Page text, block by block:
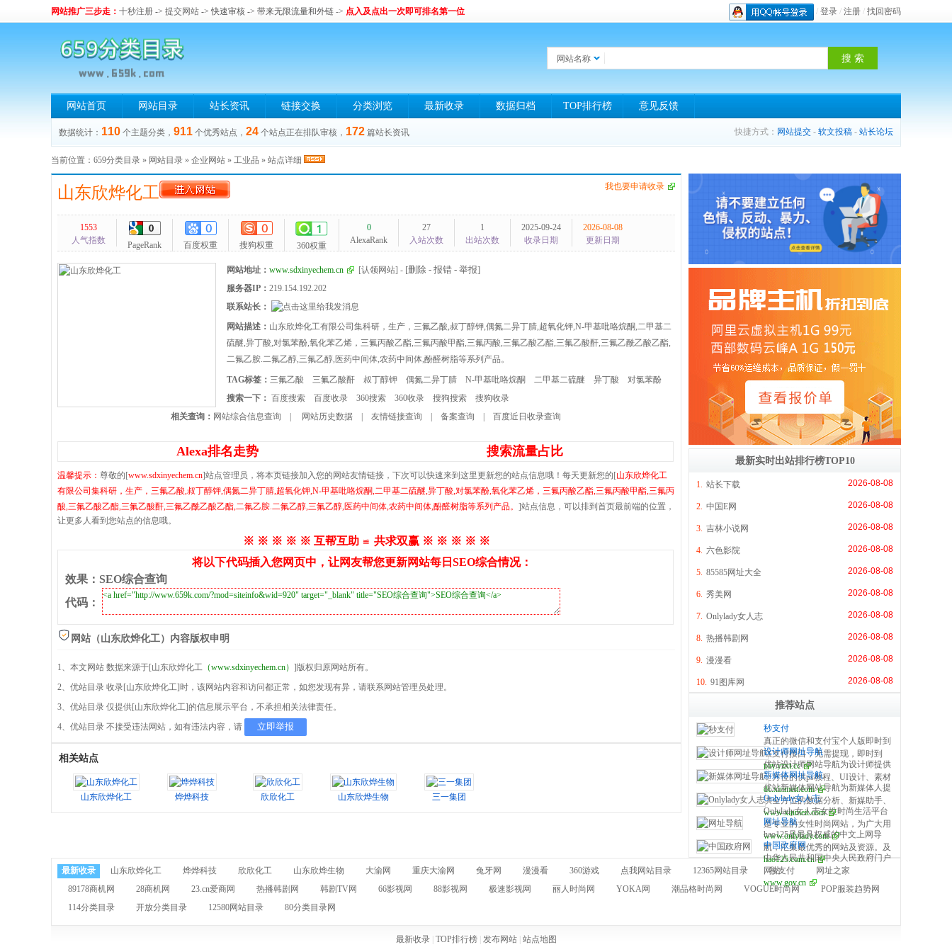
网站推广三步走： 十秒注册 -> 提交网站 -> 快速审核 -> 带来无限流量和外链 -> 点入及点出一次即可排名第一位 / 登录 / 注册 / 找回密码
网站名称
网站首页 网站目录 站长资讯 链接交换 分类浏览 最新收录 数据归档 TOP排行榜 意见反馈
数据统计： 110 个主题分类， 911 个优秀站点， 24 个站点正在排队审核， 172 篇站长资讯 快捷方式： 网站提交 - 软文投稿 - 站长论坛
当前位置： 659分类目录 » 网站目录 » 企业网站 » 工业品 » 站点详细
我也要申请收录
山东欣烨化工
1553
人气指数
PageRank 百度权重 搜狗权重 360权重
0
AlexaRank
27
入站次数
1
出站次数
2025-09-24
收录日期
2026-08-08
更新日期
网站地址： www.sdxinyechem.cn [认领网站] - [删除 - 报错 - 举报]
服务器IP： 219.154.192.202
联系站长：
网站描述： 山东欣烨化工有限公司集科研，生产，三氟乙酸,叔丁醇钾,偶氮二异丁腈,超氧化钾,N-甲基吡咯烷酮,二甲基二
硫醚,异丁酸,对氯苯酚,氧化苯乙烯，三氟丙酸乙酯,三氟丙酸甲酯,三氟丙酸,三氟乙酸乙酯,三氟乙酸酐,三氟乙酰乙酸乙酯,
二氟乙胺.二氟乙醇,三氟乙醇,医药中间体,农药中间体,酚醛树脂等系列产品。
TAG标签： 三氟乙酸 三氟乙酸酐 叔丁醇钾 偶氮二异丁腈 N-甲基吡咯烷酮 二甲基二硫醚 异丁酸
对氯苯酚
搜索一下： 百度搜索 百度收录 360搜索 360收录 搜狗搜索
搜狗收录
相关查询： 网站综合信息查询 网站历史数据 友情链接查询 备案查询 百度近日收录查询
Alexa排名走势 搜索流量占比
温馨提示： 尊敬的[www.sdxinyechem.cn]站点管理员，将本页链接加入您的网站友情链接，下次可以快速来到这里更新您的站点信息哦！每天更新您的[山东欣烨化工
有限公司集科研，生产，三氟乙酸,叔丁醇钾,偶氮二异丁腈,超氧化钾,N-甲基吡咯烷酮,二甲基二硫醚,异丁酸,对氯苯酚,氧化苯乙烯，三氟丙酸乙酯,三氟丙酸甲酯,三氟丙
酸,三氟乙酸乙酯,三氟乙酸酐,三氟乙酰乙酸乙酯,二氟乙胺.二氟乙醇,三氟乙醇,医药中间体,农药中间体,酚醛树脂等系列产品。 ]站点信息，可以排到首页最前端的位置，
让更多人看到您站点的信息哦。
※ ※ ※ ※ ※ 互帮互助 ≌ 共求双赢 ※ ※ ※ ※ ※
将以下代码插入您网页中，让网友帮您更新网站每日SEO综合情况：
效果 ： SEO综合查询
代码 ：
网站（山东欣烨化工）内容版权申明
1、本文网站 数据来源于[山东欣烨化工 （www.sdxinyechem.cn） ]版权归原网站所有。
2、优站目录 收录[山东欣烨化工]时，该网站内容和访问都正常，如您发现有异，请联系网站管理员处理。
3、优站目录 仅提供[山东欣烨化工]的信息展示平台，不承担相关法律责任。
4、优站目录 不接受违法网站，如有违法内容，请
立即举报
相关站点
山东欣烨化工 烨烨科技 欣欣化工 山东欣烨生物 三一集团
最新实时出站排行榜TOP10
1. 站长下载 2026-08-08
2. 中国E网 2026-08-08
3. 吉林小说网 2026-08-08
4. 六色影院 2026-08-08
5. 85585网址大全 2026-08-08
6. 秀美网 2026-08-08
7. Onlylady女人志 2026-08-08
8. 热播韩剧网 2026-08-08
9. 漫漫看 2026-08-08
10. 91图库网 2026-08-08
推荐站点
秒支付
真正的微信和支付宝个人版即时到
账支付接口，无需提现，即时到
账，100%资金安全，彩虹系统合
作服务商，无需手续费，无需人工
操作，是个人收款的最佳解决方
案。
pay.yzxt.cc
设计师网址导航
优站设计师网站导航为设计师提供
全方位的供ps教程、UI设计、素材
下载、高清图库、配色方案、用户
体验、网页设计等全方位设计师网
站导航指引。每周更新及时，同时
是优站网（YOUZHAN.CO）旗下
最实用、最专业、最全面、最好用
的设计师网址导航！
dc.xinmeit.com
新媒体网址导航
优站新媒体网站导航为新媒体人提
供全方位的数据分析、新媒助手、
必备的工具资源、自媒体平台、运
营营销、学习创业等全方位新媒体
网站导航指引。每周更新及时，同
时是优站网（YOUZHAN.CO）旗
下最实用、最专业、最全面、最好
用的新媒体网址导航！
www.xinmeit.com
Onlylady女人志
Onlylady女人志女性时尚生活平台
是专业的女性时尚网站，为广大用
户提供专业的时尚潮流、美容方
法、流行趋势、服饰时装资讯，打
造专业时尚、美容、生活、达人、
互动平台。
www.onlylady.com
网址导航
hao125是最具权威的中文上网导
航，汇集最优秀的网站及资源。及
时收录影视、音乐、小说、游戏等
分类的网址和内容，让您的网络生
活更简单精彩。上网，从hao125开
hao125.com.cn
中国政府网
中华人民共和国中央人民政府门户
网站
www.gov.cn
最新收录 山东欣烨化工 烨烨科技 欣欣化工 山东欣烨生物 大渝网 重庆大渝网 兔牙网 漫漫看 360游戏 点我网站目录 12365网站目录 秒支付
网址之家
89178商机网
28商机网 23.cn爱商网 热播韩剧网 韩剧TV网 66影视网 88影视网 极速影视网 丽人时尚网 YOKA网 潮品格时尚网 VOGUE时尚网
POP服装趋势网
114分类目录
开放分类目录 12580网站目录 80分类目录网
最新收录| TOP排行榜| 发布网站| 站点地图